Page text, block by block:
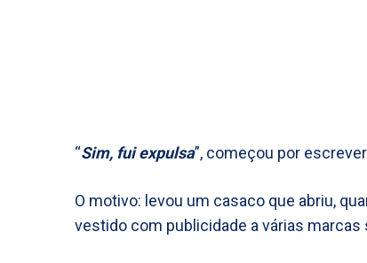
“Sim, fui expulsa”, começou por
O motivo: levou um casaco que abriu,
vestido com publicidade a várias